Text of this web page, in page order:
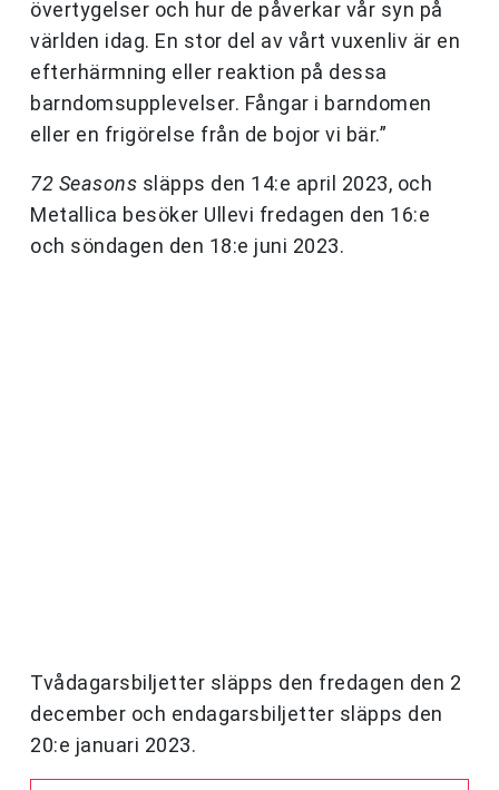
övertygelser och hur de påverkar vår syn på
världen idag. En stor del av vårt vuxenliv är en
efterhärmning eller reaktion på dessa
barndomsupplevelser. Fångar i barndomen
eller en frigörelse från de bojor vi bär.”
72 Seasons släpps den 14:e april 2023, och
Metallica besöker Ullevi fredagen den 16:e
och söndagen den 18:e juni 2023.
Tvådagarsbiljetter släpps den fredagen den 2
december och endagarsbiljetter släpps den
20:e januari 2023.